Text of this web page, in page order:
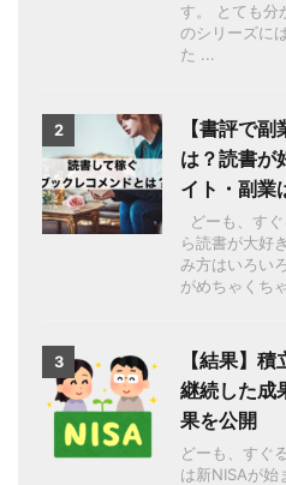
す。 とても分
のシリーズに
た ...
2
【書評で
は？読書が
イト・副業
どーも、す
ら読書が大好
み方はいろい
がめちゃくち
3
【結果】
継続した成
果を公開
どーも、すぐ
は新NISAが始